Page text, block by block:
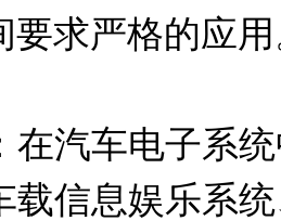
要求严格的应
在汽车电子系
载信息娱乐系